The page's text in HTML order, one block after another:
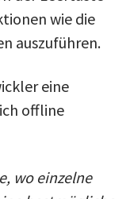
wie die
auszuführen.
eine
offline
wo einzelne